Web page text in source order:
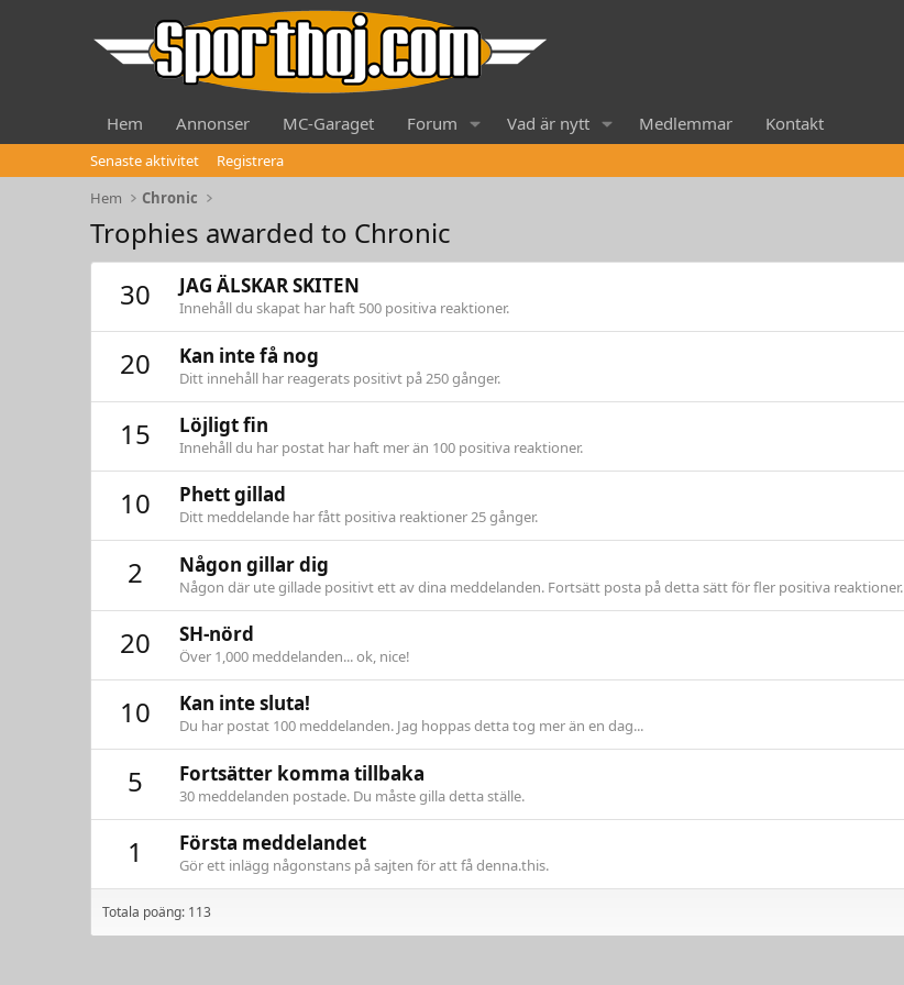
Hem Annonser MC-Garaget Forum Vad är nytt Medlemmar Kontakt
Senaste aktivitet
Registrera
Hem
Chronic
Trophies awarded to Chronic
30
JAG ÄLSKAR SKITEN
Innehåll du skapat har haft 500 positiva reaktioner.
20 Kan inte få nog
Ditt innehåll har reagerats positivt på 250 gånger.
15 Löjligt fin
Innehåll du har postat har haft mer än 100 positiva reaktioner.
10 Phett gillad
Ditt meddelande har fått positiva reaktioner 25 gånger.
2 Någon gillar dig
Någon där ute gillade positivt ett av dina meddelanden. Fortsätt posta på detta sätt för fler positiva reaktioner.
20 SH-nörd
Över 1,000 meddelanden... ok, nice!
10 Kan inte sluta!
Du har postat 100 meddelanden. Jag hoppas detta tog mer än en dag...
5 Fortsätter komma tillbaka
30 meddelanden postade. Du måste gilla detta ställe.
1 Första meddelandet
Gör ett inlägg någonstans på sajten för att få denna.this.
Totala poäng: 113